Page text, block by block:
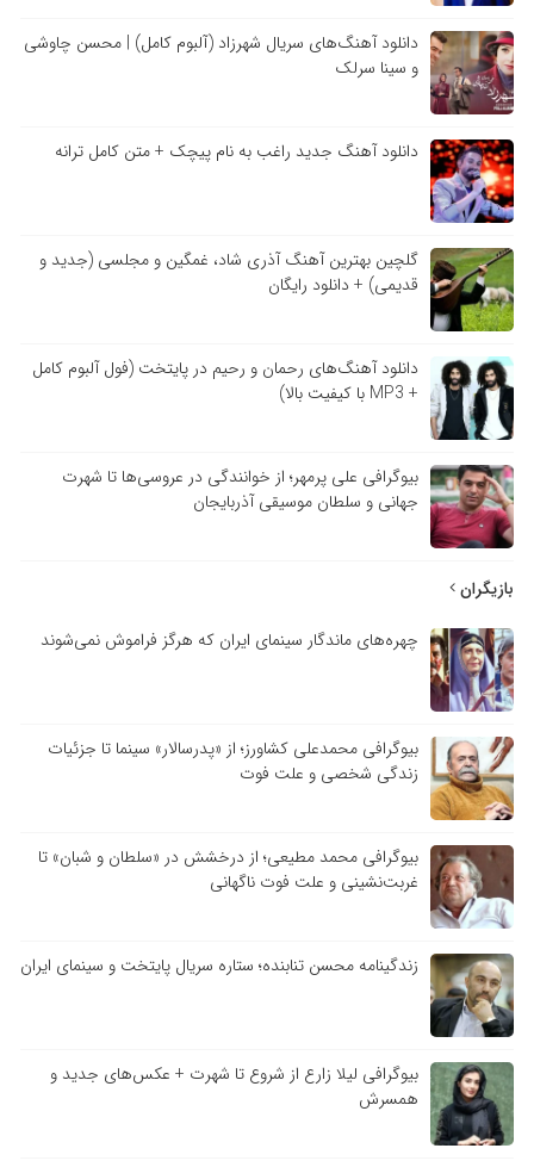
دانلود آهنگ‌های سریال شهرزاد (آلبوم کامل) | محسن چاوشی
و سینا سرلک
دانلود آهنگ جدید راغب به نام پیچک + متن کامل ترانه
گلچین بهترین آهنگ آذری شاد، غمگین و مجلسی (جدید و
قدیمی) + دانلود رایگان
دانلود آهنگ‌های رحمان و رحیم در پایتخت (فول آلبوم کامل
+ MP3 با کیفیت بالا)
بیوگرافی علی پرمهر؛ از خوانندگی در عروسی‌ها تا شهرت
جهانی و سلطان موسیقی آذربایجان
بازیگران
چهره‌های ماندگار سینمای ایران که هرگز فراموش نمی‌شوند
بیوگرافی محمدعلی کشاورز؛ از «پدرسالار» سینما تا جزئیات
زندگی شخصی و علت فوت
بیوگرافی محمد مطیعی؛ از درخشش در «سلطان و شبان» تا
غربت‌نشینی و علت فوت ناگهانی
زندگینامه محسن تنابنده؛ ستاره سریال پایتخت و سینمای ایران
بیوگرافی لیلا زارع از شروع تا شهرت + عکس‌های جدید و
همسرش